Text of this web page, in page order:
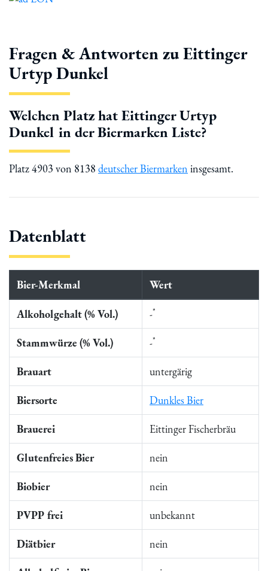
Fragen & Antworten zu Eittinger
Urtyp Dunkel
Welchen Platz hat Eittinger Urtyp
Dunkel in der Biermarken Liste?
Platz 4903 von 8138 deutscher Biermarken insgesamt.
Datenblatt
Bier-Merkmal Wert
Alkoholgehalt (% Vol.) -*
Stammwürze (% Vol.) -*
Brauart untergärig
Biersorte Dunkles Bier
Brauerei Eittinger Fischerbräu
Glutenfreies Bier nein
Biobier nein
PVPP frei unbekannt
Diätbier nein